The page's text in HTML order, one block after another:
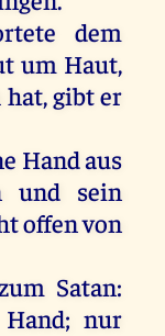
dem
um Haut,
hat,gibter
Handaus
und sein
offenvon
Satan:
Hand;nur